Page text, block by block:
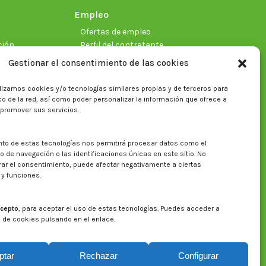
Gestionar el consentimiento de las cookies
cookies y/o tecnologías similares propias y de terceros para
de la red, así como poder personalizar la información que ofrece a
sus servicios.
de estas tecnologías nos permitirá procesar datos como el
de navegación o las identificaciones únicas en este sitio. No
el consentimiento, puede afectar negativamente a ciertas
funciones.
, para aceptar el uso de estas tecnologías. Puedes acceder a
cookies pulsando en el enlace.
Rechazar Configurar
Empleo
Ofertas de empleo
Perfil del contratante
Buscar en la web del CITA
Buscar: